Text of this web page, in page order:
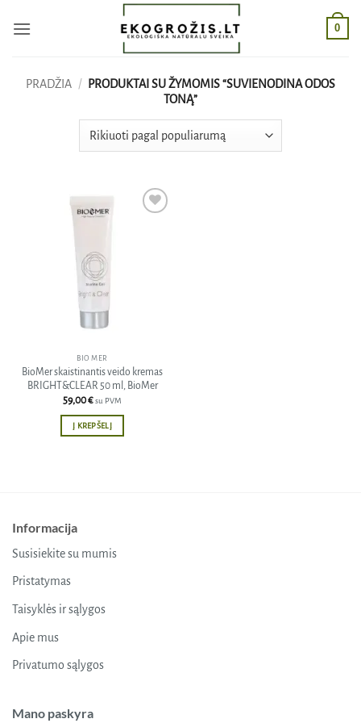
0
PRADŽIA /
PRODUKTAI SU ŽYMOMIS “SUVIENODINA ODOS
TONĄ”
BIO MER
BioMer skaistinantis veido kremas
BRIGHT&CLEAR 50 ml, BioMer
59,00€su PVM
Į KREPŠELĮ
Informacija
Susisiekite su mumis
Pristatymas
Taisyklės ir sąlygos
Apie mus
Privatumo sąlygos
Mano paskyra